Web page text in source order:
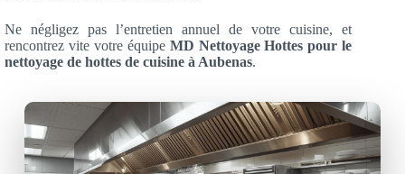
Ne négligez pas l’entretien annuel de votre cuisine, et
rencontrez vite votre équipe MD Nettoyage Hottes pour le
nettoyage de hottes de cuisine à Aubenas.